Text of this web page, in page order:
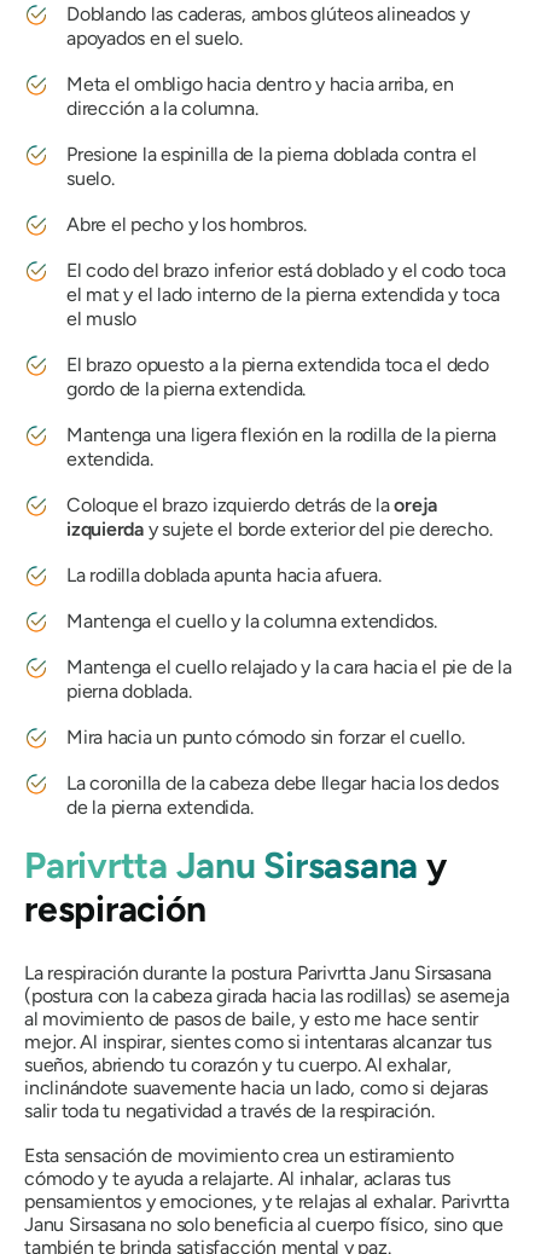
Doblando las caderas, ambos glúteos alineados y
apoyados en el suelo.
Meta el ombligo hacia dentro y hacia arriba, en
dirección a la columna.
Presione la espinilla de la pierna doblada contra el
suelo.
Abre el pecho y los hombros.
El codo del brazo inferior está doblado y el codo toca
el mat y el lado interno de la pierna extendida y toca
el muslo
El brazo opuesto a la pierna extendida toca el dedo
gordo de la pierna extendida.
Mantenga una ligera flexión en la rodilla de la pierna
extendida.
Coloque el brazo izquierdo detrás de laoreja
izquierday sujete el borde exterior del pie derecho.
La rodilla doblada apunta hacia afuera.
Mantenga el cuello y la columna extendidos.
Mantenga el cuello relajado y la cara hacia el pie de la
pierna doblada.
Mira hacia un punto cómodo sin forzar el cuello.
La coronilla de la cabeza debe llegar hacia los dedos
de la pierna extendida.
Parivrtta Janu Sirsasana y
respiración
La respiración durante la postura Parivrtta Janu Sirsasana
(postura con la cabeza girada hacia las rodillas) se asemeja
al movimiento de pasos de baile, y esto me hace sentir
mejor. Al inspirar, sientes como si intentaras alcanzar tus
sueños, abriendo tu corazón y tu cuerpo. Al exhalar,
inclinándote suavemente hacia un lado, como si dejaras
salir toda tu negatividad a través de la respiración.
Esta sensación de movimiento crea un estiramiento
cómodo y te ayuda a relajarte. Al inhalar, aclaras tus
pensamientos y emociones, y te relajas al exhalar. Parivrtta
Janu Sirsasana no solo beneficia al cuerpo físico, sino que
también te brinda satisfacción mental y paz.